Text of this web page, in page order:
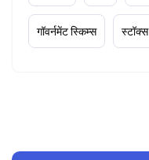
गॉवर्नमेंट स्किम्स स्टॉक्स